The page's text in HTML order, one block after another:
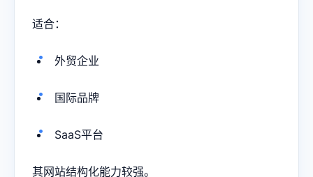
适合：
外贸企业
国际品牌
SaaS平台
其网站结构化能力较强。